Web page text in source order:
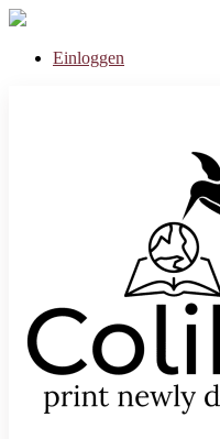
Einloggen